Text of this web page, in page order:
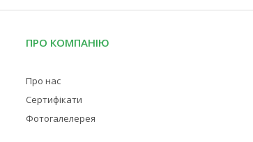
ПРО КОМПАНІЮ
Про нас
Сертифікати
Фотогалелерея